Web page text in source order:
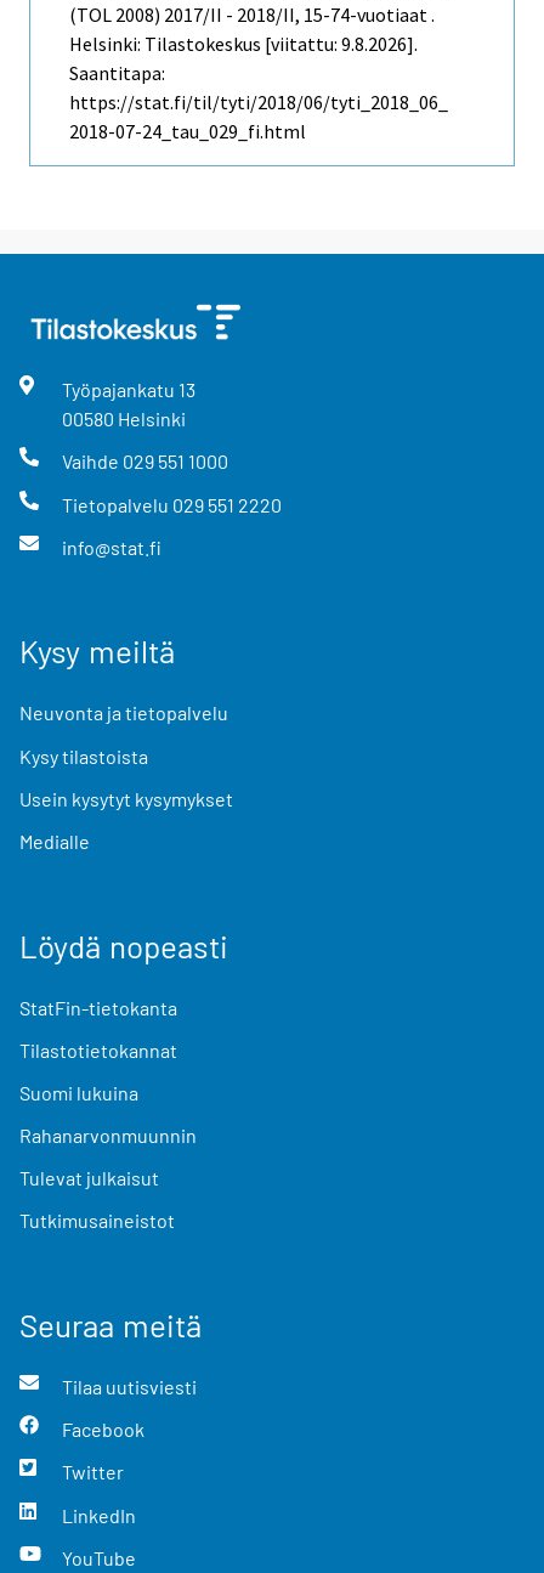
(TOL 2008) 2017/II - 2018/II, 15-74-vuotiaat .
Helsinki: Tilastokeskus [viitattu: 9.8.2026].
Saantitapa:
https://stat.fi/til/tyti/2018/06/tyti_2018_06_
2018-07-24_tau_029_fi.html
Työpajankatu 13
00580 Helsinki
Vaihde 029 551 1000
Tietopalvelu 029 551 2220
info@stat.fi
Kysy meiltä
Neuvonta ja tietopalvelu
Kysy tilastoista
Usein kysytyt kysymykset
Medialle
Löydä nopeasti
StatFin-tietokanta
Tilastotietokannat
Suomi lukuina
Rahanarvonmuunnin
Tulevat julkaisut
Tutkimusaineistot
Seuraa meitä
Tilaa uutisviesti
Facebook
Twitter
LinkedIn
YouTube